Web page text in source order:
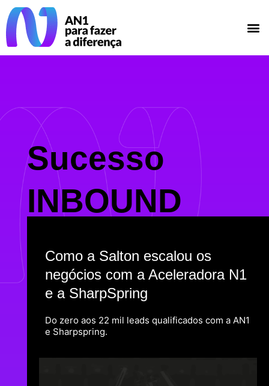
Sucesso
INBOUND
Como a Salton escalou os
negócios com a Aceleradora N1
e a SharpSpring
Do zero aos 22 mil leads qualificados com a AN1
e Sharpspring.